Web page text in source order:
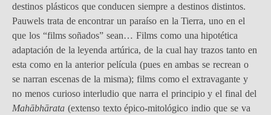
destinos plásticos que conducen siempre a destinos distintos.
Pauwels trata de encontrar un paraíso en la Tierra, uno en el
que los “films soñados” sean… Films como una hipotética
adaptación de la leyenda artúrica, de la cual hay trazos tanto en
esta como en la anterior película (pues en ambas se recrean o
se narran escenas de la misma); films como el extravagante y
no menos curioso interludio que narra el principio y el final del
Mahābhārata (extenso texto épico-mitológico indio que se va